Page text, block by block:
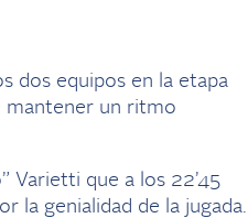
dos equipos en la etapa
mantener un ritmo
Varietti que a los 22’45
la genialidad de la jugada.